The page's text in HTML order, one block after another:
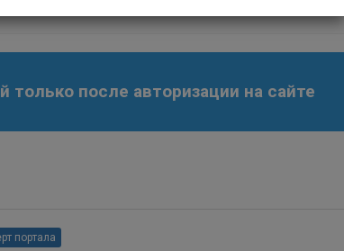
после авторизации на сайте
портала